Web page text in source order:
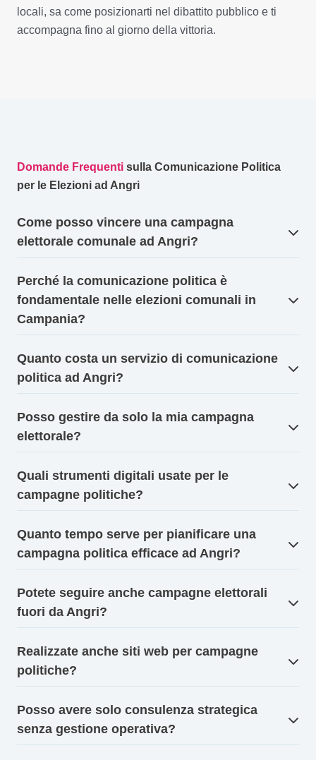
locali, sa come posizionarti nel dibattito pubblico e ti
accompagna fino al giorno della vittoria.
Domande Frequenti sulla Comunicazione Politica
per le Elezioni ad Angri
Come posso vincere una campagna
elettorale comunale ad Angri?
Perché la comunicazione politica è
fondamentale nelle elezioni comunali in
Campania?
Quanto costa un servizio di comunicazione
politica ad Angri?
Posso gestire da solo la mia campagna
elettorale?
Quali strumenti digitali usate per le
campagne politiche?
Quanto tempo serve per pianificare una
campagna politica efficace ad Angri?
Potete seguire anche campagne elettorali
fuori da Angri?
Realizzate anche siti web per campagne
politiche?
Posso avere solo consulenza strategica
senza gestione operativa?